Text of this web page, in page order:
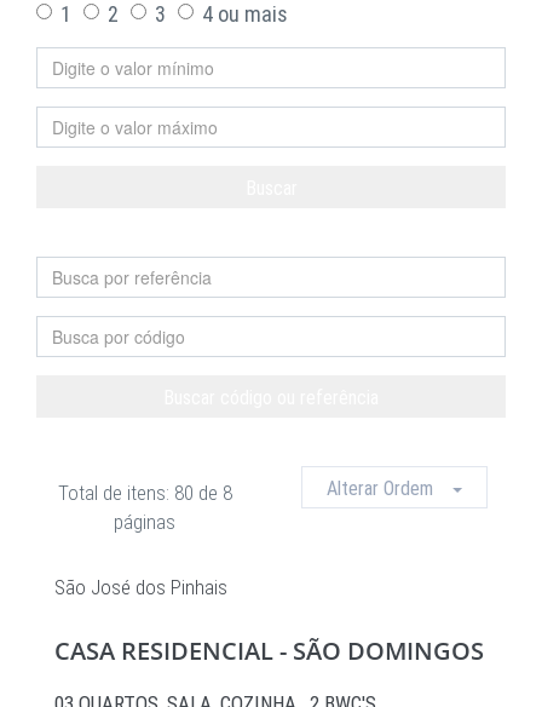
1 2 3 4 ou mais
Total de itens: 80 de 8
páginas
Alterar Ordem
São José dos Pinhais
CASA RESIDENCIAL - SÃO DOMINGOS